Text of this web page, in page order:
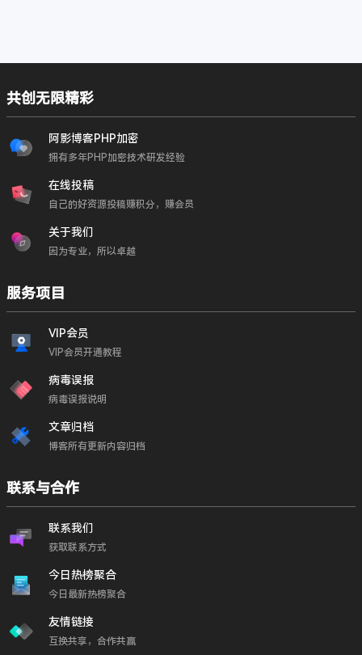
共创无限精彩
阿影博客PHP加密
拥有多年PHP加密技术研发经验
在线投稿
自己的好资源投稿赚积分，赚会员
关于我们
因为专业，所以卓越
服务项目
VIP会员
VIP会员开通教程
病毒误报
病毒误报说明
文章归档
博客所有更新内容归档
联系与合作
联系我们
获取联系方式
今日热榜聚合
今日最新热榜聚合
友情链接
互换共享，合作共赢